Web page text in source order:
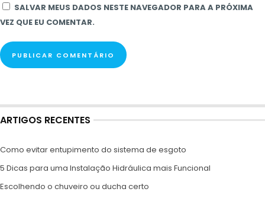
SALVAR MEUS DADOS NESTE NAVEGADOR PARA A PRÓXIMA
VEZ QUE EU COMENTAR.
ARTIGOS RECENTES
Como evitar entupimento do sistema de esgoto
5 Dicas para uma Instalação Hidráulica mais Funcional
Escolhendo o chuveiro ou ducha certo